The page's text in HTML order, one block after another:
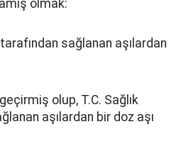
olmak:
tarafından sağlanan aşılardan
olup, T.C. Sağlık
aşılardan bir doz aşı